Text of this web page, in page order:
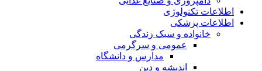
اطلاعات تکنولوژی
اطلاعات پزشکی
خانواده و سبک زندگی
عمومی و سرگرمی
مدارس و دانشگاه
اندیشه و دین